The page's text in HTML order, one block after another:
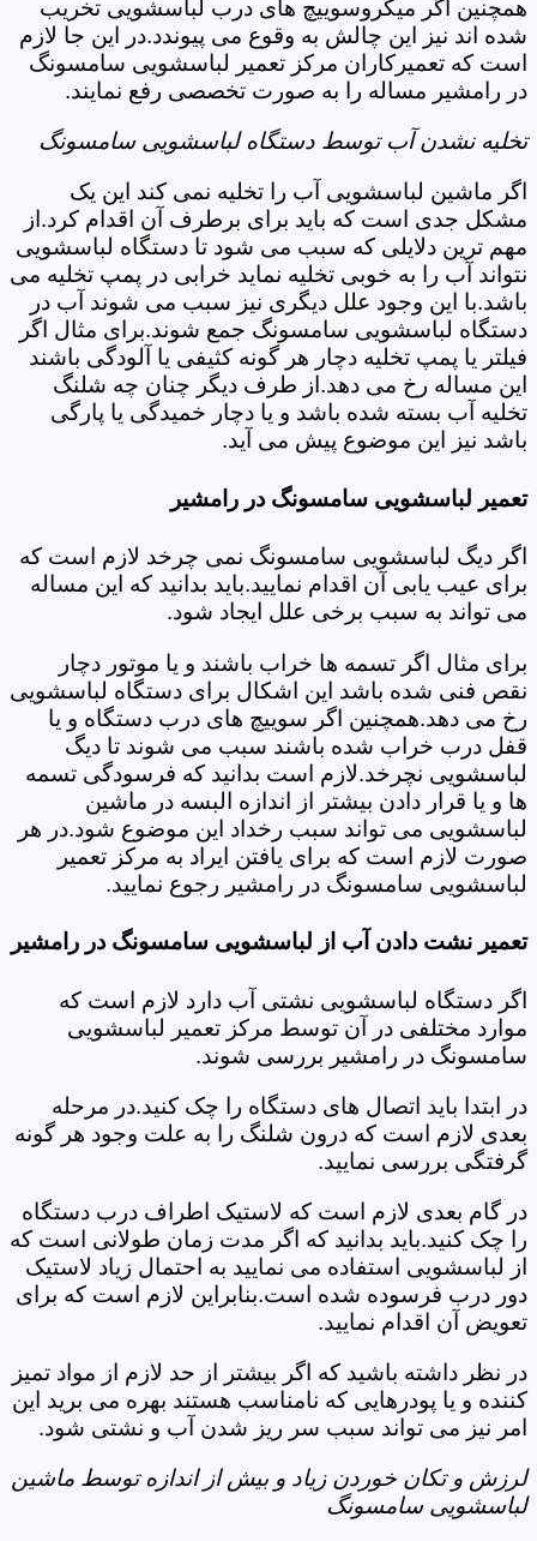
همچنین اگر میکروسوییچ های درب لباسشویی تخریب
شده اند نیز این چالش به وقوع می پیوندد.در این جا لازم
است که تعمیرکاران مرکز تعمیر لباسشویی سامسونگ
در رامشیر مساله را به صورت تخصصی رفع نمایند.
تخلیه نشدن آب توسط دستگاه لباسشویی سامسونگ
اگر ماشین لباسشویی آب را تخلیه نمی کند این یک
مشکل جدی است که باید برای برطرف آن اقدام کرد.از
مهم ترین دلایلی که سبب می شود تا دستگاه لباسشویی
نتواند آب را به خوبی تخلیه نماید خرابی در پمپ تخلیه می
باشد.با این وجود علل دیگری نیز سبب می شوند آب در
دستگاه لباسشویی سامسونگ جمع شوند.برای مثال اگر
فیلتر یا پمپ تخلیه دچار هر گونه کثیفی یا آلودگی باشند
این مساله رخ می دهد.از طرف دیگر چنان چه شلنگ
تخلیه آب بسته شده باشد و یا دچار خمیدگی یا پارگی
باشد نیز این موضوع پیش می آید.
تعمیر لباسشویی سامسونگ در رامشیر
اگر دیگ لباسشویی سامسونگ نمی چرخد لازم است که
برای عیب یابی آن اقدام نمایید.باید بدانید که این مساله
می تواند به سبب برخی علل ایجاد شود.
برای مثال اگر تسمه ها خراب باشند و یا موتور دچار
نقص فنی شده باشد این اشکال برای دستگاه لباسشویی
رخ می دهد.همچنین اگر سوییچ های درب دستگاه و یا
قفل درب خراب شده باشند سبب می شوند تا دیگ
لباسشویی نچرخد.لازم است بدانید که فرسودگی تسمه
ها و یا قرار دادن بیشتر از اندازه البسه در ماشین
لباسشویی می تواند سبب رخداد این موضوع شود.در هر
صورت لازم است که برای یافتن ایراد به مرکز تعمیر
لباسشویی سامسونگ در رامشیر رجوع نمایید.
تعمیر نشت دادن آب از لباسشویی سامسونگ در رامشیر
اگر دستگاه لباسشویی نشتی آب دارد لازم است که
موارد مختلفی در آن توسط مرکز تعمیر لباسشویی
سامسونگ در رامشیر بررسی شوند.
در ابتدا باید اتصال های دستگاه را چک کنید.در مرحله
بعدی لازم است که درون شلنگ را به علت وجود هر گونه
گرفتگی بررسی نمایید.
در گام بعدی لازم است که لاستیک اطراف درب دستگاه
را چک کنید.باید بدانید که اگر مدت زمان طولانی است که
از لباسشویی استفاده می نمایید به احتمال زیاد لاستیک
دور درب فرسوده شده است.بنابراین لازم است که برای
تعویض آن اقدام نمایید.
در نظر داشته باشید که اگر بیشتر از حد لازم از مواد تمیز
کننده و یا پودرهایی که نامناسب هستند بهره می برید این
امر نیز می تواند سبب سر ریز شدن آب و نشتی شود.
لرزش و تکان خوردن زیاد و بیش از اندازه توسط ماشین
لباسشویی سامسونگ